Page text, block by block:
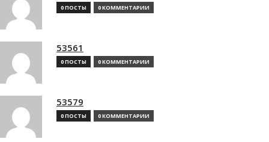
0 ПОСТЫ 0 КОММЕНТАРИИ
53561
0 ПОСТЫ 0 КОММЕНТАРИИ
53579
0 ПОСТЫ 0 КОММЕНТАРИИ